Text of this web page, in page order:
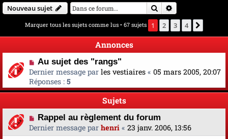
e
r
Nouveau sujet Rechercher
Marquer tous les sujets comme lus • 67 sujets 1 2 3 4
Annonces
Au sujet des "rangs"
Dernier message par les vestiaires « 05 mars 2005, 20:07
Réponses : 5
Sujets
Rappel au règlement du forum
Dernier message par henri « 23 janv. 2006, 13:56